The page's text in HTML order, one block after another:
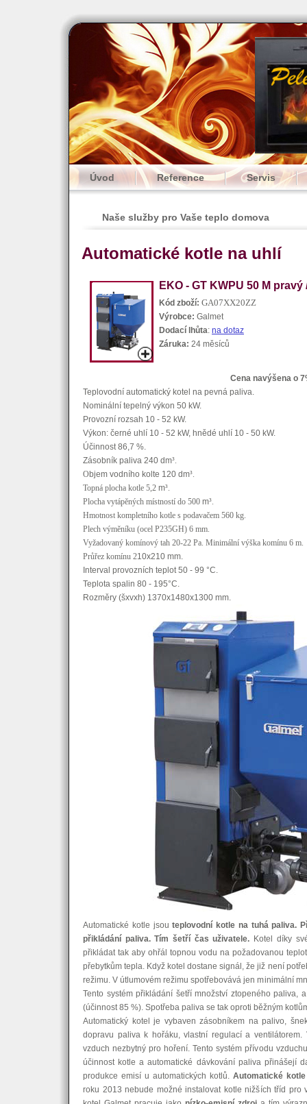
Úvod Reference Servis
Naše služby pro Vaše teplo domova
Automatické kotle na uhlí
EKO - GT KWPU 50 M pravý
Kód zboží: GA07XX20ZZ
Výrobce: Galmet
Dodací lhůta: na dotaz
Záruka: 24 měsíců
Cena navýšena o
Teplovodní automatický kotel na pevná paliva.
Nominální tepelný výkon 50 kW.
Provozní rozsah 10 - 52 kW.
Výkon: černé uhlí 10 - 52 kW, hnědé uhlí 10 - 50 kW.
Účinnost 86,7 %.
Zásobník paliva 240 dm³.
Objem vodního kolte 120 dm³.
Topná plocha kotle 5,2 m³.
Plocha vytápěných místností do 500 m³.
Hmotnost kompletního kotle s podavačem 560 kg.
Plech výměníku (ocel P235GH) 6 mm.
Vyžadovaný komínový tah 20-22 Pa. Minimální výška komínu 6 m.
Průřez komínu 210x210 mm.
Interval provozních teplot 50 - 99 °C.
Teplota spalin 80 - 195°C.
Rozměry (šxvxh) 1370x1480x1300 mm.
Automatické kotle jsouteplovodní kotle na tuhá paliva.
přikládání paliva. Tím šetří čas uživatele. Kotel díky
přikládat tak aby ohřál topnou vodu na požadovanou
přebytkům tepla. Když kotel dostane signál, že již není
režimu. V útlumovém režimu spotřebovává jen minimální
Tento systém přikládání šetří množství ztopeného paliva,
(účinnost 85 %). Spotřeba paliva se tak oproti běžným
Automatický kotel je vybaven zásobníkem na palivo,
dopravu paliva k hořáku, vlastní regulací a
vzduch nezbytný pro hoření. Tento systém přívodu
účinnost kotle a automatické dávkování paliva přinášejí
produkce emisí u automatických kotlů. Automatické
roku 2013 nebude možné instalovat kotle nižších tříd pro